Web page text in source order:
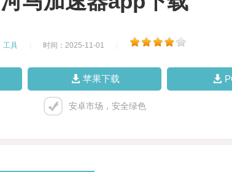
工具 时间：2025-11-01
苹果下载
安卓市场，安全绿色